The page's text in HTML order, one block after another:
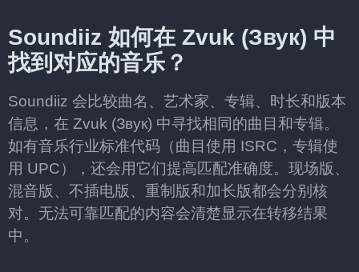
Soundiiz 如何在 Zvuk (Звук) 中
找到对应的音乐？
Soundiiz 会比较曲名、艺术家、专辑、时长和版本
信息，在 Zvuk (Звук) 中寻找相同的曲目和专辑。
如有音乐行业标准代码（曲目使用 ISRC，专辑使
用 UPC），还会用它们提高匹配准确度。现场版、
混音版、不插电版、重制版和加长版都会分别核
对。无法可靠匹配的内容会清楚显示在转移结果
中。